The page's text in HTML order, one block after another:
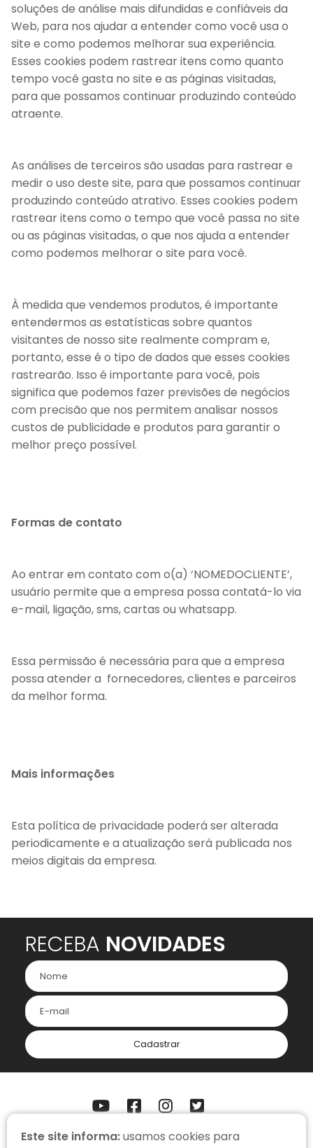
soluções de análise mais difundidas e confiáveis da
Web, para nos ajudar a entender como você usa o
site e como podemos melhorar sua experiência.
Esses cookies podem rastrear itens como quanto
tempo você gasta no site e as páginas visitadas,
para que possamos continuar produzindo conteúdo
atraente.
As análises de terceiros são usadas para rastrear e
medir o uso deste site, para que possamos continuar
produzindo conteúdo atrativo. Esses cookies podem
rastrear itens como o tempo que você passa no site
ou as páginas visitadas, o que nos ajuda a entender
como podemos melhorar o site para você.
À medida que vendemos produtos, é importante
entendermos as estatísticas sobre quantos
visitantes de nosso site realmente compram e,
portanto, esse é o tipo de dados que esses cookies
rastrearão. Isso é importante para você, pois
significa que podemos fazer previsões de negócios
com precisão que nos permitem analisar nossos
custos de publicidade e produtos para garantir o
melhor preço possível.
Formas de contato
Ao entrar em contato com o(a) ‘NOMEDOCLIENTE’,
usuário permite que a empresa possa contatá-lo via
e-mail, ligação, sms, cartas ou whatsapp.
Essa permissão é necessária para que a empresa
possa atender a fornecedores, clientes e parceiros
da melhor forma.
Mais informações
Esta política de privacidade poderá ser alterada
periodicamente e a atualização será publicada nos
meios digitais da empresa.
RECEBA NOVIDADES
Cadastrar
ONDE ESTAMOS
Este site informa:usamos cookies para